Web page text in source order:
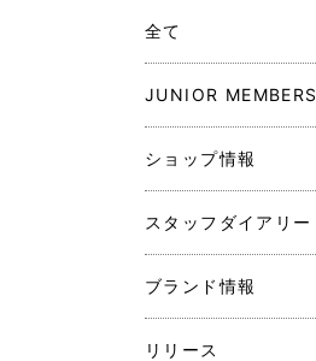
全て
JUNIOR MEMBERS
ショップ情報
スタッフダイアリー
ブランド情報
リリース